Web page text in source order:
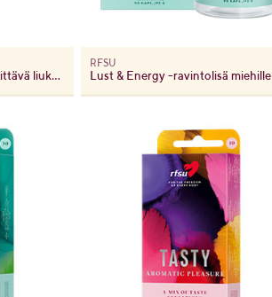
Lisää lämpöä – 3 in 1 lämmittävä liukuvoide
RFSU
Lust & Energy -ravintolisä miehille